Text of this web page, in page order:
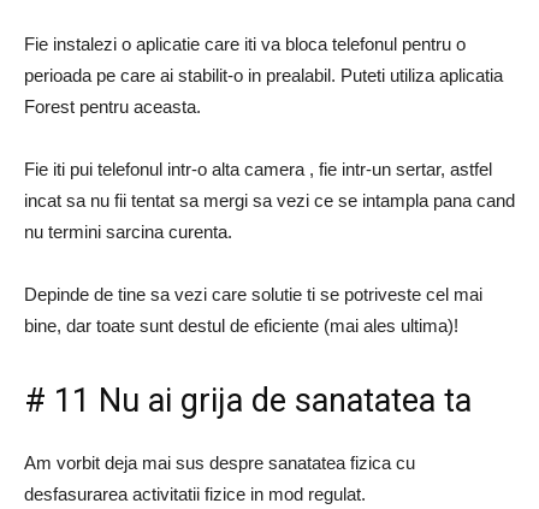
Fie instalezi o aplicatie care iti va bloca telefonul pentru o
perioada pe care ai stabilit-o in prealabil. Puteti utiliza aplicatia
Forest pentru aceasta.
Fie iti pui telefonul intr-o alta camera , fie intr-un sertar, astfel
incat sa nu fii tentat sa mergi sa vezi ce se intampla pana cand
nu termini sarcina curenta.
Depinde de tine sa vezi care solutie ti se potriveste cel mai
bine, dar toate sunt destul de eficiente (mai ales ultima)!
# 11 Nu ai grija de sanatatea ta
Am vorbit deja mai sus despre sanatatea fizica cu
desfasurarea activitatii fizice in mod regulat.